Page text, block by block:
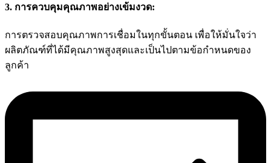
3. การควบคุมคุณภาพอย่างเข้มงวด:
การตรวจสอบคุณภาพการเชื่อมในทุกขั้นตอน เพื่อให้มั่นใจว่า
ผลิตภัณฑ์ที่ได้มีคุณภาพสูงสุดและเป็นไปตามข้อกำหนดของ
ลูกค้า